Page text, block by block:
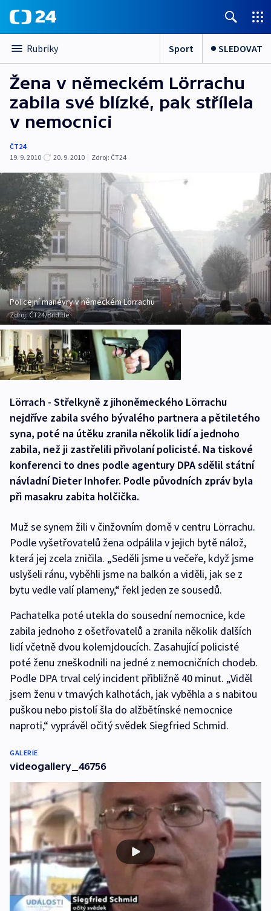
Rubriky Sport SLEDOVAT
Žena v německém Lörrachu
zabila své blízké, pak střílela
v nemocnici
ČT24
19. 9. 2010
20. 9. 2010 | Zdroj: ČT24
Policejní manévry v německém Lörrachu
Zdroj: ČT24/Bild.de
Lörrach - Střelkyně z jihoněmeckého Lörrachu
nejdříve zabila svého bývalého partnera a pětiletého
syna, poté na útěku zranila několik lidí a jednoho
zabila, než ji zastřelili přivolaní policisté. Na tiskové
konferenci to dnes podle agentury DPA sdělil státní
návladní Dieter Inhofer. Podle původních zpráv byla
při masakru zabita holčička.
Muž se synem žili v činžovním domě v centru Lörrachu.
Podle vyšetřovatelů žena odpálila v jejich bytě nálož,
která jej zcela zničila. „Seděli jsme u večeře, když jsme
uslyšeli ránu, vyběhli jsme na balkón a viděli, jak se z
bytu vedle valí plameny,“ řekl jeden ze sousedů.
Pachatelka poté utekla do sousední nemocnice, kde
zabila jednoho z ošetřovatelů a zranila několik dalších
lidí včetně dvou kolemjdoucích. Zasahující policisté
poté ženu zneškodnili na jedné z nemocničních chodeb.
Podle DPA trval celý incident přibližně 40 minut. „Viděl
jsem ženu v tmavých kalhotách, jak vyběhla a s nabitou
puškou nebo pistolí šla do alžbětínské nemocnice
naproti,“ vyprávěl očitý svědek Siegfried Schmid.
GALERIE
videogallery_46756